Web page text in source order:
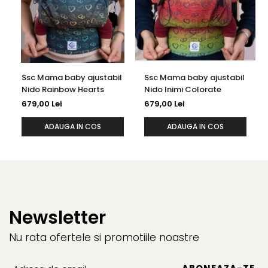
luni. Este realizată dintr-o spumă specială folosită în
babywearing și matlasată pentru a oferi susținere
excelentă purtătorului, distribuind uniform greutatea
copilului.
Materialul folosit este bumbac țesut 100%, într-o țesătură
jacquard de 230 g/m², produsă special pentru noi de JAC
Art. Este certificat OEKO-TEX Standard 100, garantând
siguranță pentru pielea sensibilă a bebelușilor și vopsele
Bobocel Nido este
Ssc Mama baby ajustabil
Nido Rainbow Hearts
679,00 Lei
ADAUGA IN COS
Ssc Mama baby ajustabil
Nido Inimi Colorate
679,00 Lei
ADAUGA IN COS
Newsletter
Nu rata ofertele si promotiile noastre